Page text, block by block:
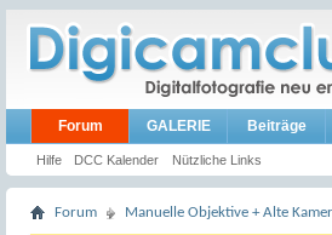
Forum
Hilfe DCC Kalender Nützliche Links
GALERIE Beiträge
Forum Manuelle Objektive + Alte